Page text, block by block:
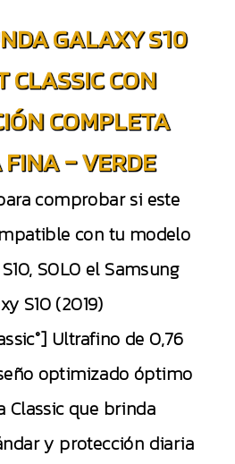
GALAXY S10
CLASSIC CON
COMPLETA
FINA – VERDE
comprobar si este
con tu modelo
SOLO el Samsung
S10 (2019)
Ultrafino de 0,76
optimizado óptimo
Classic que brinda
y protección diaria